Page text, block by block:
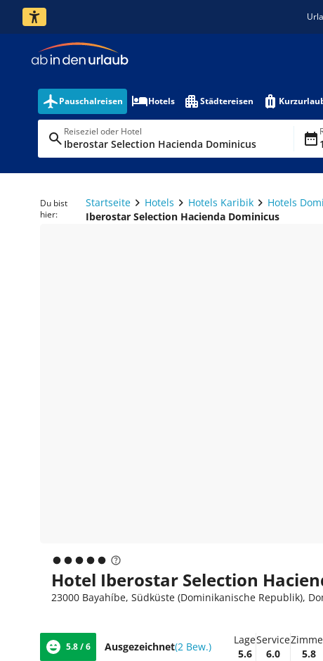
Pauschalreisen Hotels Städtereisen
Reiseziel oder Hotel
Iberostar Selection Hacienda Dominicus
Du bist
hier:
Startseite Hotels Hotels Karibik Hotels
Iberostar Selection Hacienda Dominicus
Hotel Iberostar Selection
23000 Bayahíbe, Südküste (Dominikanische Republik),
5.8 / 6 Ausgezeichnet(2 Bew.)
Lage
5.6
Service
6.0
5.8